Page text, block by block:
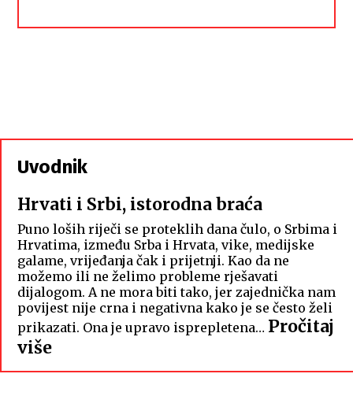
Uvodnik
Hrvati i Srbi, istorodna braća
Puno loših riječi se proteklih dana čulo, o Srbima i
Hrvatima, između Srba i Hrvata, vike, medijske
galame, vrijeđanja čak i prijetnji. Kao da ne
možemo ili ne želimo probleme rješavati
dijalogom. A ne mora biti tako, jer zajednička nam
povijest nije crna i negativna kako je se često želi
prikazati. Ona je upravo isprepletena… Pročitaj
više:
Hrvati